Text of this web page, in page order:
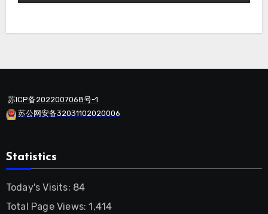
苏ICP备2022007068号-1
苏公网安备32031102020006
Statistics
Today's Visits: 84
Total Page Views:1,414